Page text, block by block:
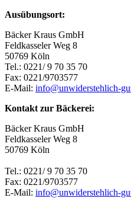
Ausübungsort:
Bäcker Kraus GmbH
Feldkasseler Weg 8
50769 Köln
Tel.: 0221/ 9 70 35 70
Fax: 0221/9703577
E-Mail: info@unwiderstehlich-
Kontakt zur Bäckerei:
Bäcker Kraus GmbH
Feldkasseler Weg 8
50769 Köln
Tel.: 0221/ 9 70 35 70
Fax: 0221/9703577
E-Mail: info@unwiderstehlich-